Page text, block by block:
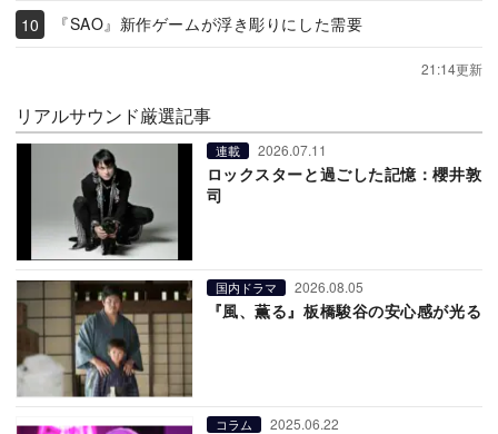
『SAO』新作ゲームが浮き彫りにした需要
21:14更新
リアルサウンド厳選記事
連載 2026.07.11
ロックスターと過ごした記憶：櫻井敦
司
国内ドラマ 2026.08.05
『風、薫る』板橋駿谷の安心感が光る
コラム 2025.06.22